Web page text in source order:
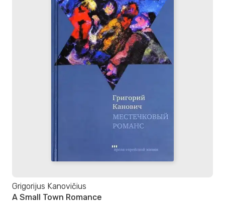
Grigorijus Kanovičius
A Small Town Romance